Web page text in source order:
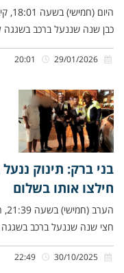
כבן שנה שננעל ברכב בשגגה
בני ברק: תינוק
חילצו אותו בשלום
חצי שנה שננעל ברכב בשגגה